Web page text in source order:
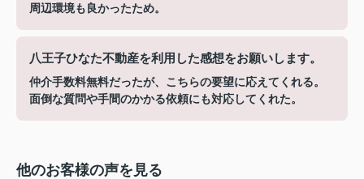
周辺環境も良かったため。
八王子ひなた不動産を利用した感想をお願いします。
仲介手数料無料だったが、こちらの要望に応えてくれる。
面倒な質問や手間のかかる依頼にも対応してくれた。
他のお客様の声を見る